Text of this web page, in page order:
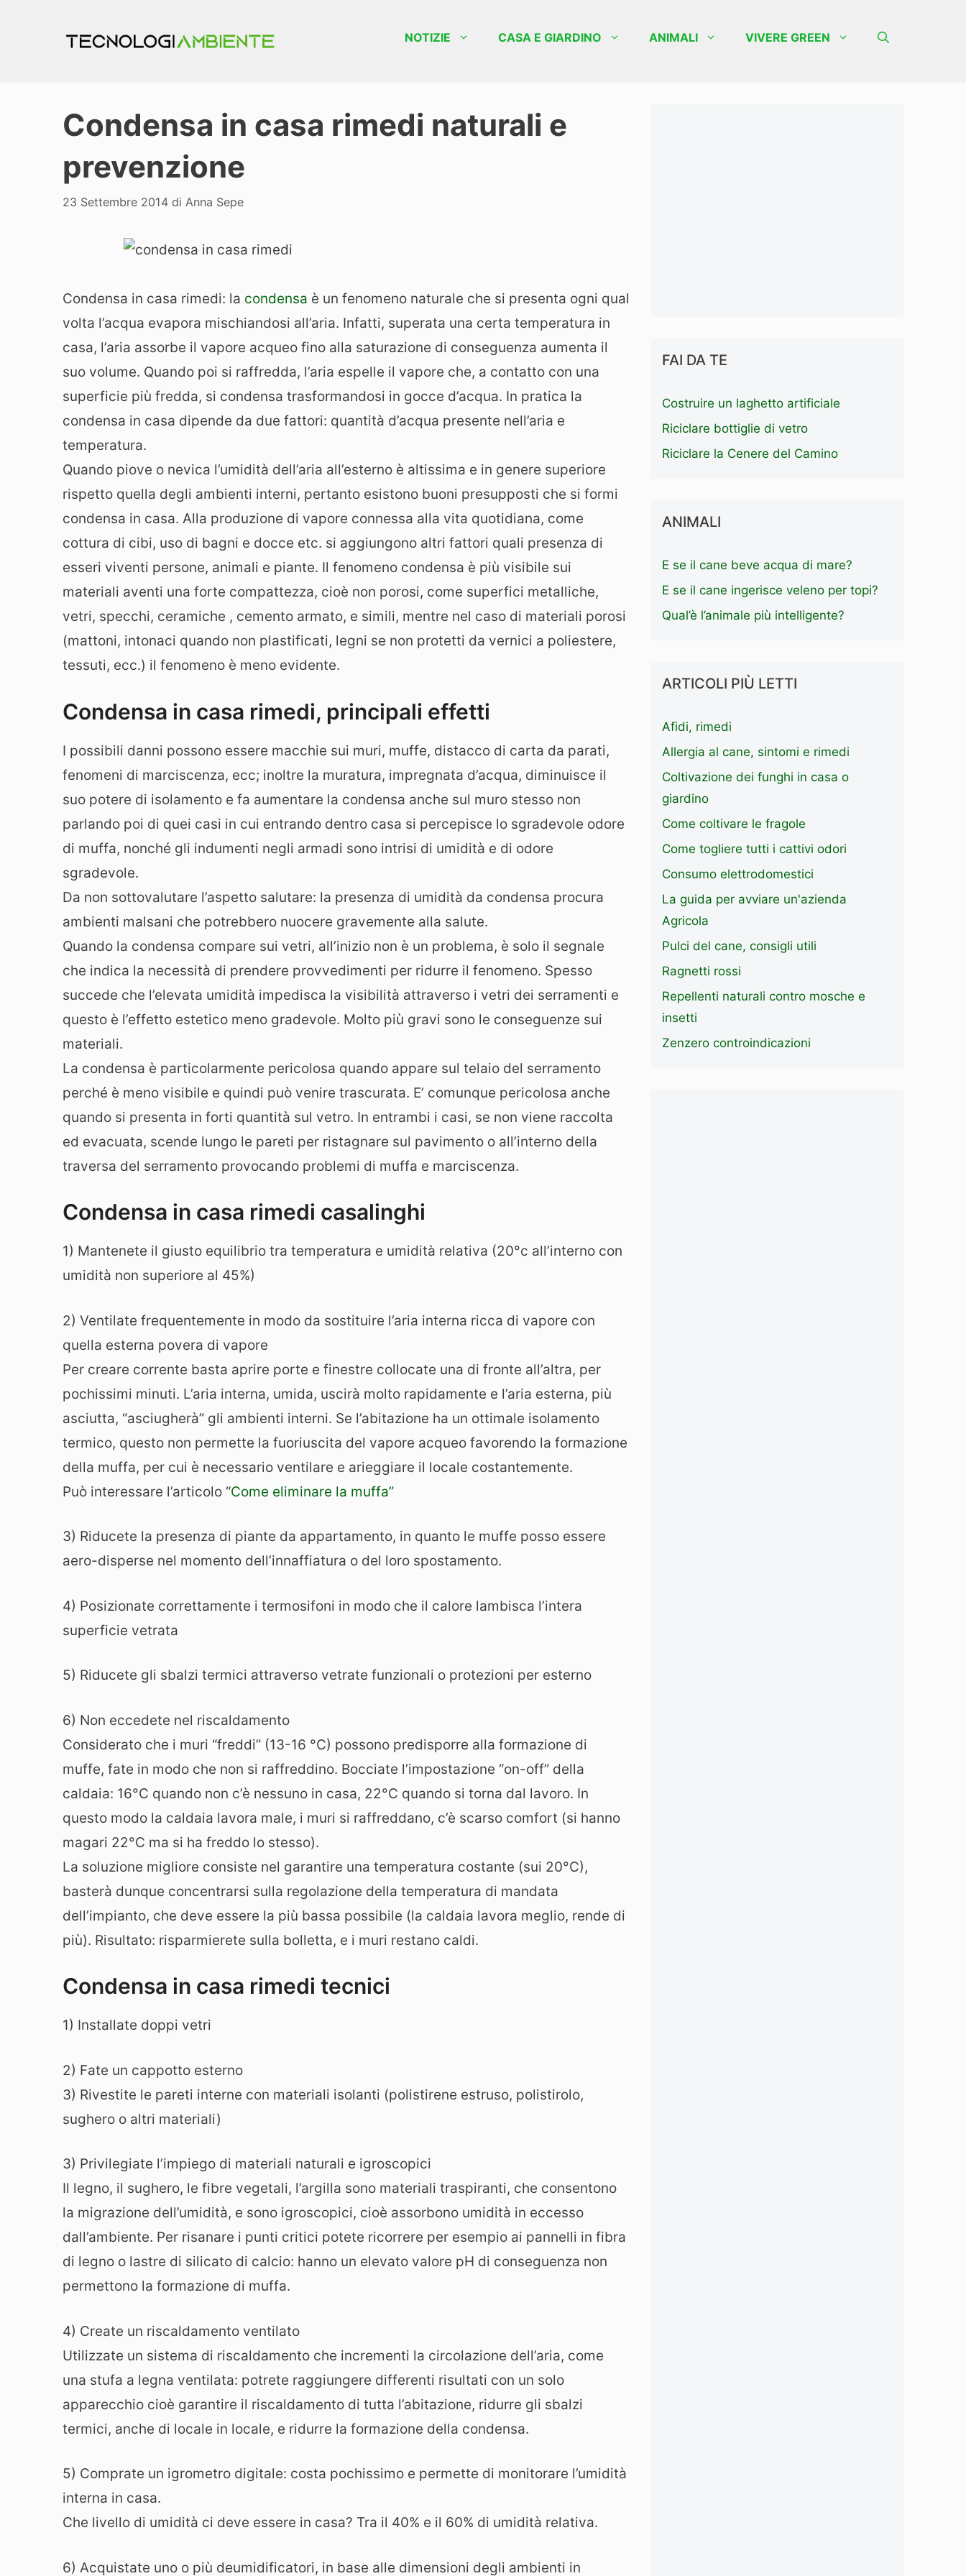
NOTIZIE CASA E GIARDINO ANIMALI VIVERE GREEN
Condensa in casa rimedi naturali e
prevenzione
23 Settembre 2014 di Anna Sepe
Condensa in casa rimedi: la condensa è un fenomeno naturale che si presenta ogni qual
volta l’acqua evapora mischiandosi all’aria. Infatti, superata una certa temperatura in
casa, l’aria assorbe il vapore acqueo fino alla saturazione di conseguenza aumenta il
suo volume. Quando poi si raffredda, l’aria espelle il vapore che, a contatto con una
superficie più fredda, si condensa trasformandosi in gocce d’acqua. In pratica la
condensa in casa dipende da due fattori: quantità d’acqua presente nell’aria e
temperatura.
Quando piove o nevica l’umidità dell’aria all’esterno è altissima e in genere superiore
rispetto quella degli ambienti interni, pertanto esistono buoni presupposti che si formi
condensa in casa. Alla produzione di vapore connessa alla vita quotidiana, come
cottura di cibi, uso di bagni e docce etc. si aggiungono altri fattori quali presenza di
esseri viventi persone, animali e piante. Il fenomeno condensa è più visibile sui
materiali aventi una forte compattezza, cioè non porosi, come superfici metalliche,
vetri, specchi, ceramiche , cemento armato, e simili, mentre nel caso di materiali porosi
(mattoni, intonaci quando non plastificati, legni se non protetti da vernici a poliestere,
tessuti, ecc.) il fenomeno è meno evidente.
Condensa in casa rimedi, principali effetti
I possibili danni possono essere macchie sui muri, muffe, distacco di carta da parati,
fenomeni di marciscenza, ecc; inoltre la muratura, impregnata d’acqua, diminuisce il
suo potere di isolamento e fa aumentare la condensa anche sul muro stesso non
parlando poi di quei casi in cui entrando dentro casa si percepisce lo sgradevole odore
di muffa, nonché gli indumenti negli armadi sono intrisi di umidità e di odore
sgradevole.
Da non sottovalutare l’aspetto salutare: la presenza di umidità da condensa procura
ambienti malsani che potrebbero nuocere gravemente alla salute.
Quando la condensa compare sui vetri, all’inizio non è un problema, è solo il segnale
che indica la necessità di prendere provvedimenti per ridurre il fenomeno. Spesso
succede che l’elevata umidità impedisca la visibilità attraverso i vetri dei serramenti e
questo è l’effetto estetico meno gradevole. Molto più gravi sono le conseguenze sui
materiali.
La condensa è particolarmente pericolosa quando appare sul telaio del serramento
perché è meno visibile e quindi può venire trascurata. E’ comunque pericolosa anche
quando si presenta in forti quantità sul vetro. In entrambi i casi, se non viene raccolta
ed evacuata, scende lungo le pareti per ristagnare sul pavimento o all’interno della
traversa del serramento provocando problemi di muffa e marciscenza.
Condensa in casa rimedi casalinghi
1) Mantenete il giusto equilibrio tra temperatura e umidità relativa (20°c all’interno con
umidità non superiore al 45%)
2) Ventilate frequentemente in modo da sostituire l’aria interna ricca di vapore con
quella esterna povera di vapore
Per creare corrente basta aprire porte e finestre collocate una di fronte all’altra, per
pochissimi minuti. L’aria interna, umida, uscirà molto rapidamente e l’aria esterna, più
asciutta, “asciugherà” gli ambienti interni. Se l’abitazione ha un ottimale isolamento
termico, questo non permette la fuoriuscita del vapore acqueo favorendo la formazione
della muffa, per cui è necessario ventilare e arieggiare il locale costantemente.
Può interessare l’articolo “Come eliminare la muffa”
3) Riducete la presenza di piante da appartamento, in quanto le muffe posso essere
aero-disperse nel momento dell’innaffiatura o del loro spostamento.
4) Posizionate correttamente i termosifoni in modo che il calore lambisca l’intera
superficie vetrata
5) Riducete gli sbalzi termici attraverso vetrate funzionali o protezioni per esterno
6) Non eccedete nel riscaldamento
Considerato che i muri “freddi” (13-16 °C) possono predisporre alla formazione di
muffe, fate in modo che non si raffreddino. Bocciate l’impostazione “on-off” della
caldaia: 16°C quando non c’è nessuno in casa, 22°C quando si torna dal lavoro. In
questo modo la caldaia lavora male, i muri si raffreddano, c’è scarso comfort (si hanno
magari 22°C ma si ha freddo lo stesso).
La soluzione migliore consiste nel garantire una temperatura costante (sui 20°C),
basterà dunque concentrarsi sulla regolazione della temperatura di mandata
dell’impianto, che deve essere la più bassa possibile (la caldaia lavora meglio, rende di
più). Risultato: risparmierete sulla bolletta, e i muri restano caldi.
Condensa in casa rimedi tecnici
1) Installate doppi vetri
2) Fate un cappotto esterno
3) Rivestite le pareti interne con materiali isolanti (polistirene estruso, polistirolo,
sughero o altri materiali)
3) Privilegiate l’impiego di materiali naturali e igroscopici
Il legno, il sughero, le fibre vegetali, l’argilla sono materiali traspiranti, che consentono
la migrazione dell’umidità, e sono igroscopici, cioè assorbono umidità in eccesso
dall’ambiente. Per risanare i punti critici potete ricorrere per esempio ai pannelli in fibra
di legno o lastre di silicato di calcio: hanno un elevato valore pH di conseguenza non
permettono la formazione di muffa.
4) Create un riscaldamento ventilato
Utilizzate un sistema di riscaldamento che incrementi la circolazione dell’aria, come
una stufa a legna ventilata: potrete raggiungere differenti risultati con un solo
apparecchio cioè garantire il riscaldamento di tutta l’abitazione, ridurre gli sbalzi
termici, anche di locale in locale, e ridurre la formazione della condensa.
5) Comprate un igrometro digitale: costa pochissimo e permette di monitorare l’umidità
interna in casa.
Che livello di umidità ci deve essere in casa? Tra il 40% e il 60% di umidità relativa.
6) Acquistate uno o più deumidificatori, in base alle dimensioni degli ambienti in
FAI DA TE
Costruire un laghetto artificiale
Riciclare bottiglie di vetro
Riciclare la Cenere del Camino
ANIMALI
E se il cane beve acqua di mare?
E se il cane ingerisce veleno per topi?
Qual’è l’animale più intelligente?
ARTICOLI PIÙ LETTI
Afidi, rimedi
Allergia al cane, sintomi e rimedi
Coltivazione dei funghi in casa o
giardino
Come coltivare le fragole
Come togliere tutti i cattivi odori
Consumo elettrodomestici
La guida per avviare un'azienda
Agricola
Pulci del cane, consigli utili
Ragnetti rossi
Repellenti naturali contro mosche e
insetti
Zenzero controindicazioni